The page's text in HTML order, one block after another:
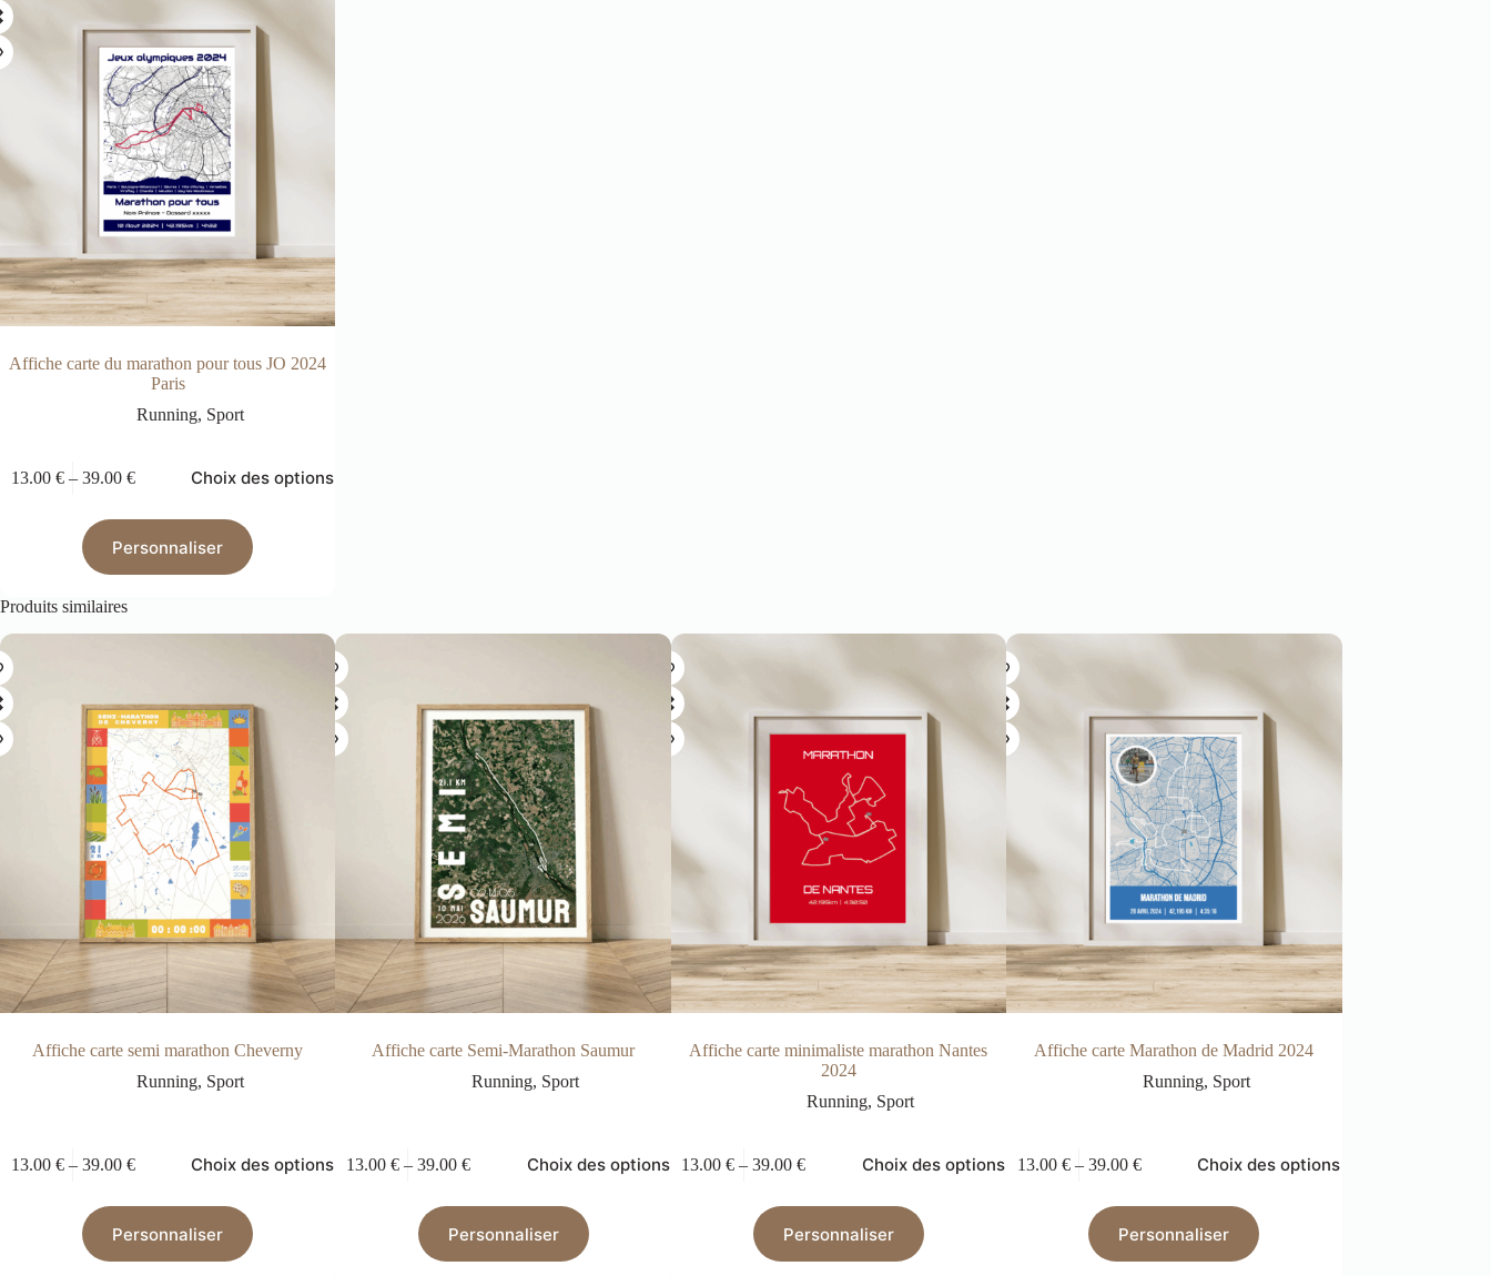
Affiche carte du marathon pour tous JO 2024
Paris
Running, Sport
13.00 €– 39.00 € Choix des options
Personnaliser
Produits similaires
Affiche carte semi marathon Cheverny
Running, Sport
13.00 €– 39.00 € Choix des options
Personnaliser
Affiche carte Semi-Marathon Saumur
Running, Sport
13.00 €– 39.00 € Choix des options
Personnaliser
Affiche carte minimaliste marathon Nantes
2024
Running, Sport
13.00€ –39.00€ Choix des options
Personnaliser
Affiche carte Marathon de Madrid 2024
Running, Sport
13.00 €– 39.00 € Choix des options
Personnaliser